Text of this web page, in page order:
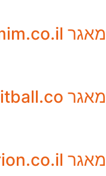
מאגר Sicumim.co.il
מאגר Spitball.co
מאגר Seminarion.co.il